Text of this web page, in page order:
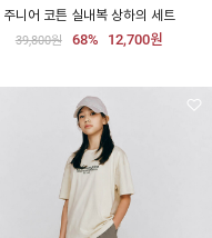
주니어 코튼 실내복 상하의 세트
39,800원 68% 12,700원